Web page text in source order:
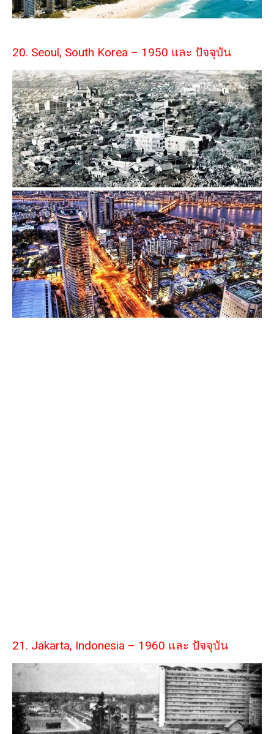
20. Seoul, South Korea – 1950 และ ปัจจุบัน
21. Jakarta, Indonesia – 1960 และ ปัจจุบัน